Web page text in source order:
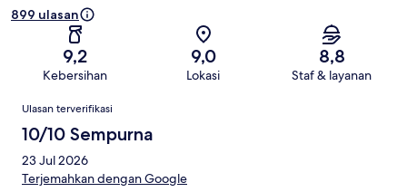
899 ulasan
9,2
Kebersihan
9,0
Lokasi
8,8
Staf & layanan
Ulasan
Ulasan terverifikasi
10/10 Sempurna
23 Jul 2026
Terjemahkan dengan Google